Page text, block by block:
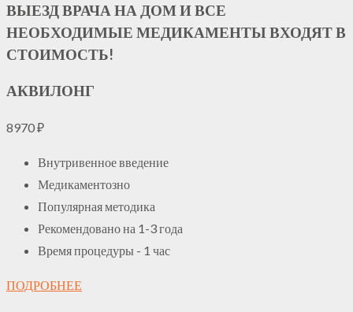
ВЫЕЗД ВРАЧА НА ДОМ И ВСЕ
НЕОБХОДИМЫЕ МЕДИКАМЕНТЫ ВХОДЯТ В
СТОИМОСТЬ!
АКВИЛОНГ
8970₽
Внутривенное введение
Медикаментозно
Популярная методика
Рекомендовано на 1-3 года
Время процедуры - 1 час
ПОДРОБНЕЕ